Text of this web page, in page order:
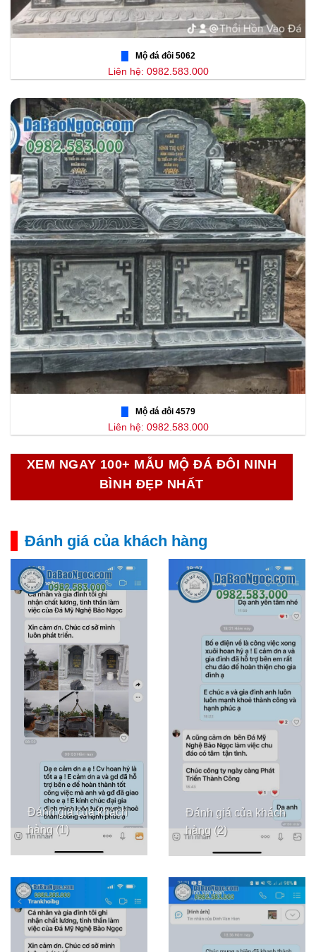
Mộ đá đôi 5062
Liên hệ: 0982.583.000
Mộ đá đôi 4579
Liên hệ: 0982.583.000
XEM NGAY 100+ MẪU MỘ ĐÁ ĐÔI NINH
BÌNH ĐẸP NHẤT
Đánh giá của khách hàng
Đánh giá của khách
hàng (1)
Đánh giá của khách
hàng (2)